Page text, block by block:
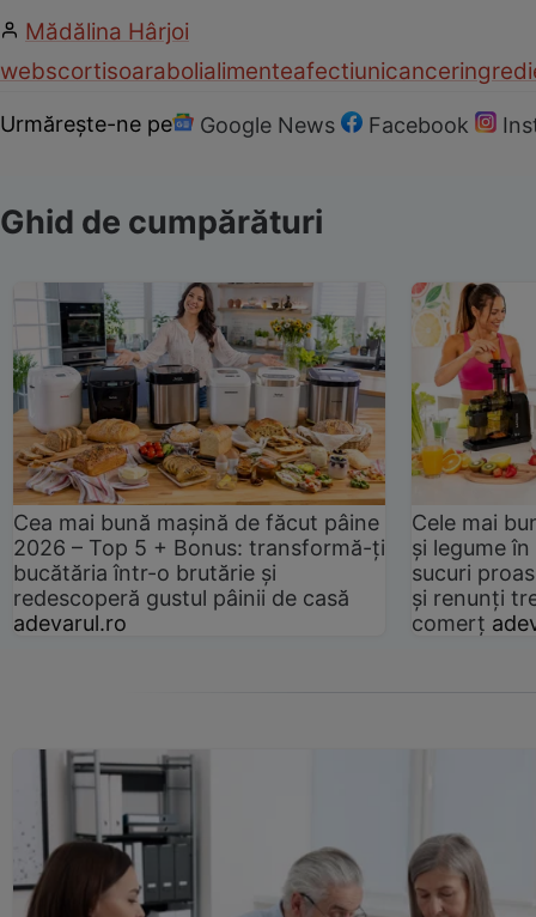
Mădălina Hârjoi
webscortisoarabolialimenteafectiunicancer
Urmărește-ne pe Google News Facebook
Ghid de cumpărături
Cea mai bună mașină de făcut pâine
2026 – Top 5 + Bonus: transformă-ți
bucătăria într-o brutărie și
redescoperă gustul pâinii de casă
adevarul.ro
Cele mai
și legume
sucuri
și renunți
comerț